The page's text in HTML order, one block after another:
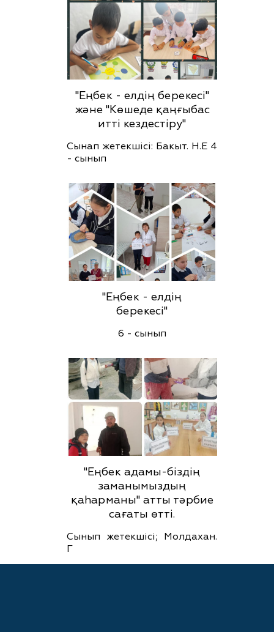
"Еңбек - елдің берекесі"
және "Көшеде қаңғыбас
итті кездестіру"
Сынап жетекшісі: Бакыт. Н.Е 4
- сынып
"Еңбек - елдің
берекесі"
6 - сынып
"Еңбек адамы-біздің
заманымыздың
қаһарманы" атты тәрбие
сағаты өтті.
Сынып жетекшісі; Молдахан.
Г